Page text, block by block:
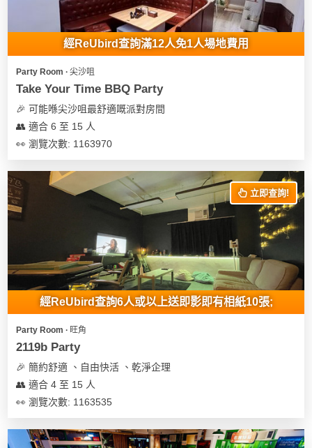
經ReUbird查詢滿12人免1人場地費用
Party Room ∙ 尖沙咀
Take Your Time BBQ Party
🎉 可能喺尖沙咀最舒適嘅派對房間
👥 適合 6 至 15 人
👀 瀏覽次數: 1163970
立即查詢!
經ReUbird查詢6人或以上送即影即有相紙10張;
Party Room ∙ 旺角
2119b Party
🎉 簡約舒適 、自由快活 、乾淨企理
👥 適合 4 至 15 人
👀 瀏覽次數: 1163535